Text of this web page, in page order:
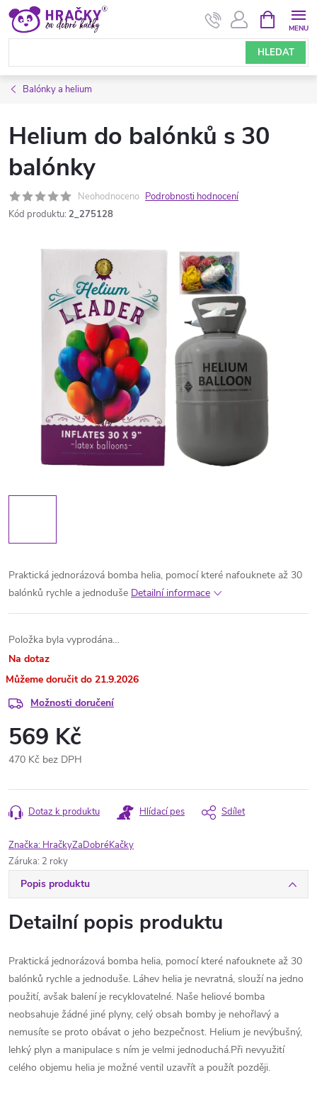
Přejít
obsah
HLEDAT
NÁKUPNÍ
KOŠÍK
Balónky a helium
Helium do balónků s 30
balónky
Neohodnoceno Podrobnosti hodnocení
Kód produktu: 2_275128
Praktická jednorázová bomba helia, pomocí které nafouknete až 30
balónků rychle a jednoduše Detailní informace
Položka byla vyprodána…
Na dotaz
21.9.2026
Možnosti doručení
569 Kč
470 Kč bez DPH
cena:
Dotaz k produktu Hlídací pes Sdílet
Značka: HračkyZaDobréKačky
Záruka: 2 roky
Popis produktu
Detailní popis produktu
Praktická jednorázová bomba helia, pomocí které nafouknete až 30
balónků rychle a jednoduše. Láhev helia je nevratná, slouží na jedno
použití, avšak balení je recyklovatelné. Naše heliové bomba
neobsahuje žádné jiné plyny, celý obsah bomby je nehořlavý a
nemusíte se proto obávat o jeho bezpečnost. Helium je nevýbušný,
lehký plyn a manipulace s ním je velmi jednoduchá.Při nevyužití
celého objemu helia je možné ventil uzavřít a použít později.